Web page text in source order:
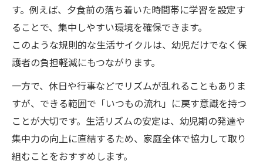
す。例えば、夕食前の落ち着いた時間帯に学習を設定す
ることで、集中しやすい環境を確保できます。
このような規則的な生活サイクルは、幼児だけでなく保
護者の負担軽減にもつながります。
一方で、休日や行事などでリズムが乱れることもありま
すが、できる範囲で「いつもの流れ」に戻す意識を持つ
ことが大切です。生活リズムの安定は、幼児期の発達や
集中力の向上に直結するため、家庭全体で協力して取り
組むことをおすすめします。